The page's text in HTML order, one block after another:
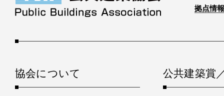
拠点情
協会について 公共建築賞